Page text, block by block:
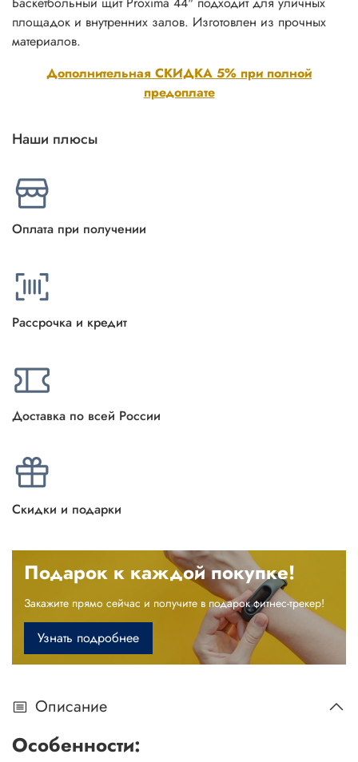
Дополнительная СКИДКА 5% при полной
предоплате
площадок и внутренних залов. Изготовлен из прочных
материалов.
Наши плюсы
Оплата при получении
Рассрочка и кредит
Доставка по всей России
Скидки и подарки
Подарок к каждой покупке!
Закажите прямо сейчас и получите в подарок фитнес-трекер!
Узнать подробнее
Описание
Особенности: